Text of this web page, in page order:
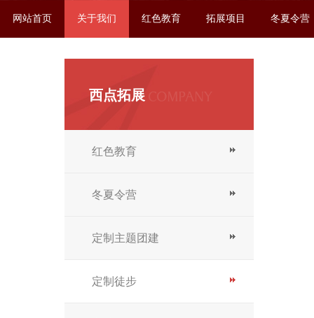
网站首页 关于我们 红色教育 拓展项目 冬夏令营
西点拓展
红色教育
冬夏令营
定制主题团建
定制徒步